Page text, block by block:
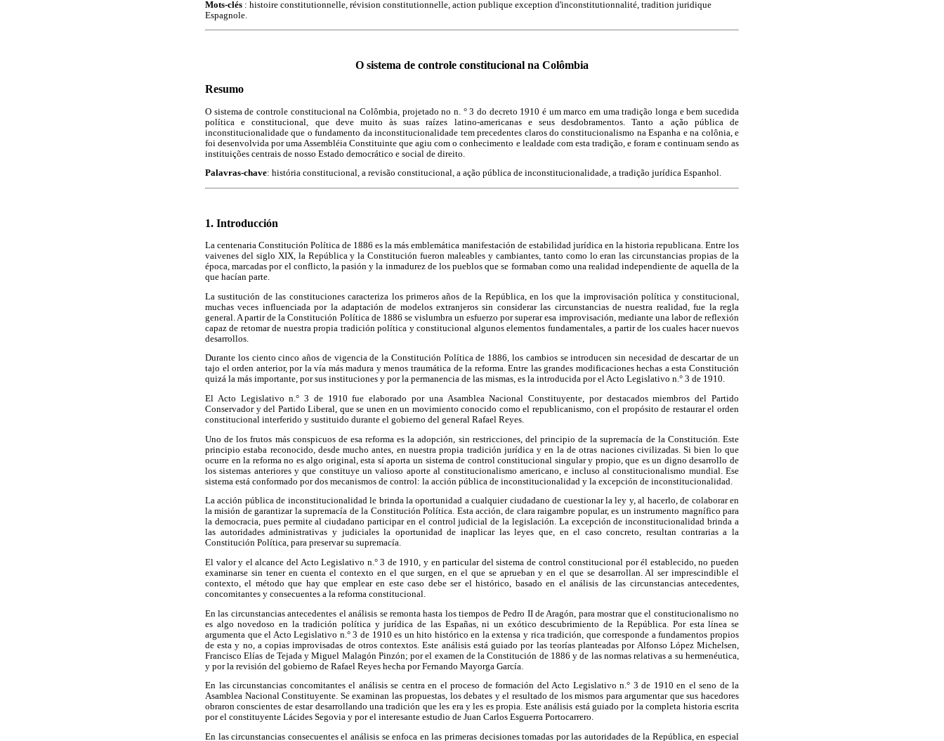
Mots-clés : histoire constitutionnelle, révision constitutionnelle, action publique exception d'inconstitutionnalité, tradition juridique
Espagnole.
O sistema de controle constitucional na Colômbia
Resumo
O sistema de controle constitucional na Colômbia, projetado no n. ° 3 do decreto 1910 é um marco em uma tradição longa e bem sucedida
política e constitucional, que deve muito às suas raízes latino-americanas e seus desdobramentos. Tanto a ação pública de
inconstitucionalidade que o fundamento da inconstitucionalidade tem precedentes claros do constitucionalismo na Espanha e na colônia, e
foi desenvolvida por uma Assembléia Constituinte que agiu com o conhecimento e lealdade com esta tradição, e foram e continuam sendo as
instituições centrais de nosso Estado democrático e social de direito.
Palavras-chave: história constitucional, a revisão constitucional, a ação pública de inconstitucionalidade, a tradição jurídica Espanhol.
1. Introducción
La centenaria Constitución Política de 1886 es la más emblemática manifestación de estabilidad jurídica en la historia republicana. Entre los
vaivenes del siglo XIX, la República y la Constitución fueron maleables y cambiantes, tanto como lo eran las circunstancias propias de la
época, marcadas por el conflicto, la pasión y la inmadurez de los pueblos que se formaban como una realidad independiente de aquella de la
que hacían parte.
La sustitución de las constituciones caracteriza los primeros años de la República, en los que la improvisación política y constitucional,
muchas veces influenciada por la adaptación de modelos extranjeros sin considerar las circunstancias de nuestra realidad, fue la regla
general. A partir de la Constitución Política de 1886 se vislumbra un esfuerzo por superar esa improvisación, mediante una labor de reflexión
capaz de retomar de nuestra propia tradición política y constitucional algunos elementos fundamentales, a partir de los cuales hacer nuevos
desarrollos.
Durante los ciento cinco años de vigencia de la Constitución Política de 1886, los cambios se introducen sin necesidad de descartar de un
tajo el orden anterior, por la vía más madura y menos traumática de la reforma. Entre las grandes modificaciones hechas a esta Constitución
quizá la más importante, por sus instituciones y por la permanencia de las mismas, es la introducida por el Acto Legislativo n.° 3 de 1910.
El Acto Legislativo n.° 3 de 1910 fue elaborado por una Asamblea Nacional Constituyente, por destacados miembros del Partido
Conservador y del Partido Liberal, que se unen en un movimiento conocido como el republicanismo, con el propósito de restaurar el orden
constitucional interferido y sustituido durante el gobierno del general Rafael Reyes.
Uno de los frutos más conspicuos de esa reforma es la adopción, sin restricciones, del principio de la supremacía de la Constitución. Este
principio estaba reconocido, desde mucho antes, en nuestra propia tradición jurídica y en la de otras naciones civilizadas. Si bien lo que
ocurre en la reforma no es algo original, esta sí aporta un sistema de control constitucional singular y propio, que es un digno desarrollo de
los sistemas anteriores y que constituye un valioso aporte al constitucionalismo americano, e incluso al constitucionalismo mundial. Ese
sistema está conformado por dos mecanismos de control: la acción pública de inconstitucionalidad y la excepción de inconstitucionalidad.
La acción pública de inconstitucionalidad le brinda la oportunidad a cualquier ciudadano de cuestionar la ley y, al hacerlo, de colaborar en
la misión de garantizar la supremacía de la Constitución Política. Esta acción, de clara raigambre popular, es un instrumento magnífico para
la democracia, pues permite al ciudadano participar en el control judicial de la legislación. La excepción de inconstitucionalidad brinda a
las autoridades administrativas y judiciales la oportunidad de inaplicar las leyes que, en el caso concreto, resultan contrarias a la
Constitución Política, para preservar su supremacía.
El valor y el alcance del Acto Legislativo n.° 3 de 1910, y en particular del sistema de control constitucional por él establecido, no pueden
examinarse sin tener en cuenta el contexto en el que surgen, en el que se aprueban y en el que se desarrollan. Al ser imprescindible el
contexto, el método que hay que emplear en este caso debe ser el histórico, basado en el análisis de las circunstancias antecedentes,
concomitantes y consecuentes a la reforma constitucional.
En las circunstancias antecedentes el análisis se remonta hasta los tiempos de Pedro II de Aragón, para mostrar que el constitucionalismo no
es algo novedoso en la tradición política y jurídica de las Españas, ni un exótico descubrimiento de la República. Por esta línea se
argumenta que el Acto Legislativo n.° 3 de 1910 es un hito histórico en la extensa y rica tradición, que corresponde a fundamentos propios
de esta y no, a copias improvisadas de otros contextos. Este análisis está guiado por las teorías planteadas por Alfonso López Michelsen,
Francisco Elías de Tejada y Miguel Malagón Pinzón; por el examen de la Constitución de 1886 y de las normas relativas a su hermenéutica,
y por la revisión del gobierno de Rafael Reyes hecha por Fernando Mayorga García.
En las circunstancias concomitantes el análisis se centra en el proceso de formación del Acto Legislativo n.° 3 de 1910 en el seno de la
Asamblea Nacional Constituyente. Se examinan las propuestas, los debates y el resultado de los mismos para argumentar que sus hacedores
obraron conscientes de estar desarrollando una tradición que les era y les es propia. Este análisis está guiado por la completa historia escrita
por el constituyente Lácides Segovia y por el interesante estudio de Juan Carlos Esguerra Portocarrero.
En las circunstancias consecuentes el análisis se enfoca en las primeras decisiones tomadas por las autoridades de la República, en especial